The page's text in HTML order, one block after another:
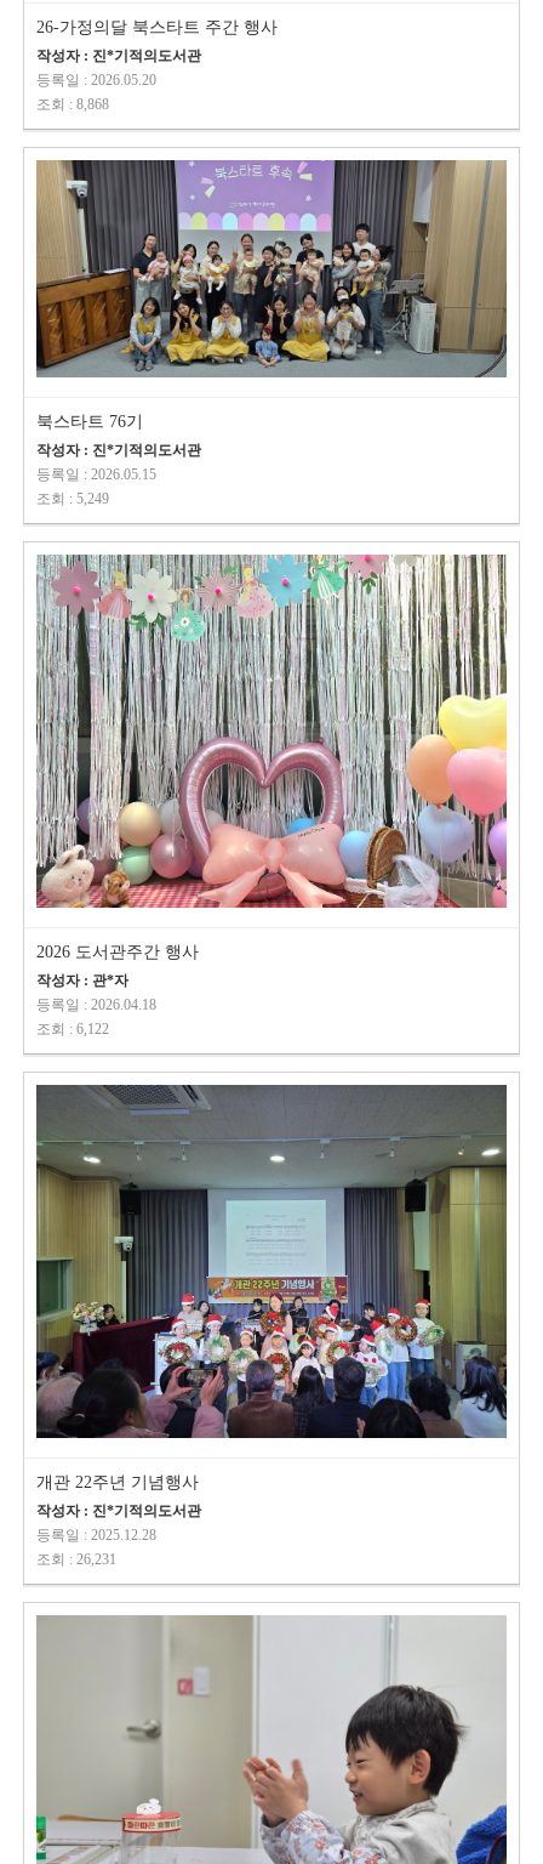
26-가정의달 북스타트 주간 행사
작성자 : 진*기적의도서관
등록일 : 2026.05.20
조회 : 8,868
북스타트 76기
작성자 : 진*기적의도서관
등록일 : 2026.05.15
조회 : 5,249
2026 도서관주간 행사
작성자 : 관*자
등록일 : 2026.04.18
조회 : 6,122
개관 22주년 기념행사
작성자 : 진*기적의도서관
등록일 : 2025.12.28
조회 : 26,231